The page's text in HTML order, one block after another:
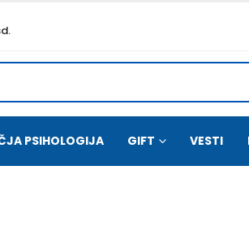
PSIHOLOGIJA GIFT VESTI